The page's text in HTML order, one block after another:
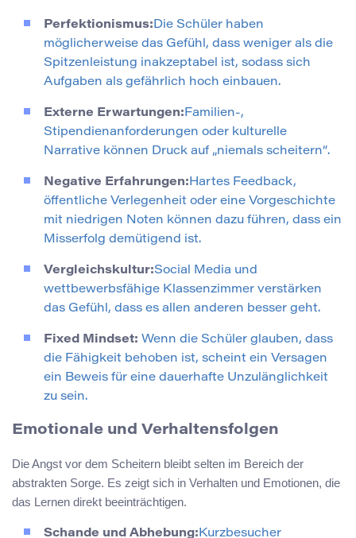
Perfektionismus: Die Schüler haben
möglicherweise das Gefühl, dass weniger als die
Spitzenleistung inakzeptabel ist, sodass sich
Aufgaben als gefährlich hoch einbauen.
Externe Erwartungen: Familien-,
Stipendienanforderungen oder kulturelle
Narrative können Druck auf „niemals scheitern“.
Negative Erfahrungen: Hartes Feedback,
öffentliche Verlegenheit oder eine Vorgeschichte
mit niedrigen Noten können dazu führen, dass ein
Misserfolg demütigend ist.
Vergleichskultur:Social Media und
wettbewerbsfähige Klassenzimmer verstärken
das Gefühl, dass es allen anderen besser geht.
Fixed Mindset: Wenn die Schüler glauben, dass
die Fähigkeit behoben ist, scheint ein Versagen
ein Beweis für eine dauerhafte Unzulänglichkeit
zu sein.
Emotionale und Verhaltensfolgen
Die Angst vor dem Scheitern bleibt selten im Bereich der
abstrakten Sorge. Es zeigt sich in Verhalten und Emotionen, die
das Lernen direkt beeinträchtigen.
Schande und Abhebung:Kurzbesucher